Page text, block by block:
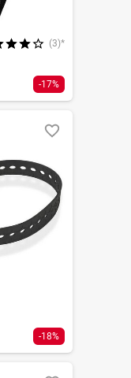
(3)*
-17%
-18%